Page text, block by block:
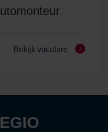
Bekijk vacature